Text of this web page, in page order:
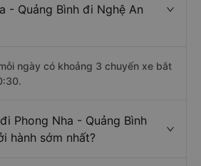
- Quảng Bình đi Nghệ An
ngày có khoảng 3 chuyến xe bắt
Phong Nha - Quảng Bình
hành sớm nhất?